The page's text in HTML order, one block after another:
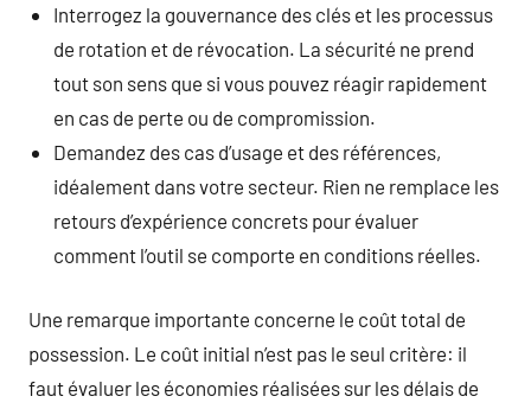
Interrogez la gouvernance des clés et les processus
de rotation et de révocation. La sécurité ne prend
tout son sens que si vous pouvez réagir rapidement
en cas de perte ou de compromission.
Demandez des cas d’usage et des références,
idéalement dans votre secteur. Rien ne remplace les
retours d’expérience concrets pour évaluer
comment l’outil se comporte en conditions réelles.
Une remarque importante concerne le coût total de
possession. Le coût initial n’est pas le seul critère: il
faut évaluer les économies réalisées sur les délais de